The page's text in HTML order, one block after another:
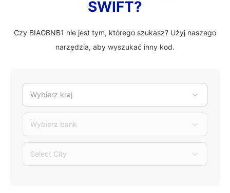
SWIFT?
Czy BIAGBNB1 nie jest tym, którego szukasz? Użyj naszego
narzędzia, aby wyszukać inny kod.
Wybierz kraj
Wybierz bank
Select City